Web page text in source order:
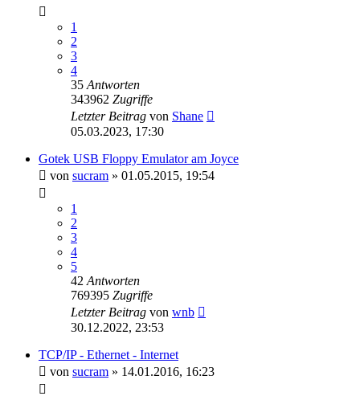
1
2
3
4
35 Antworten
343962 Zugriffe
Letzter Beitrag von Shane
05.03.2023, 17:30
Gotek USB Floppy Emulator am Joyce
von sucram » 01.05.2015, 19:54
1
2
3
4
5
42 Antworten
769395 Zugriffe
Letzter Beitrag von wnb
30.12.2022, 23:53
TCP/IP - Ethernet - Internet
von sucram » 14.01.2016, 16:23